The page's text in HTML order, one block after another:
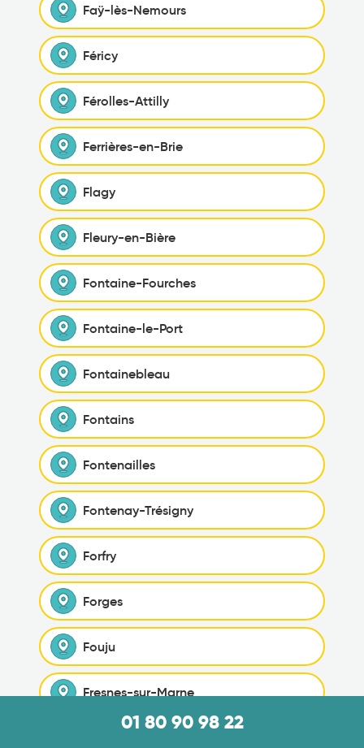
Faÿ-lès-Nemours
Féricy
Férolles-Attilly
Ferrières-en-Brie
Flagy
Fleury-en-Bière
Fontaine-Fourches
Fontaine-le-Port
Fontainebleau
Fontains
Fontenailles
Fontenay-Trésigny
Forfry
Forges
Fouju
Fresnes-sur-Marne
01 80 90 98 22